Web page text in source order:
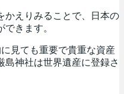
かえりみることで、日本の
きます。
見ても重要で貴重な資産
島神社は世界遺産に登録さ